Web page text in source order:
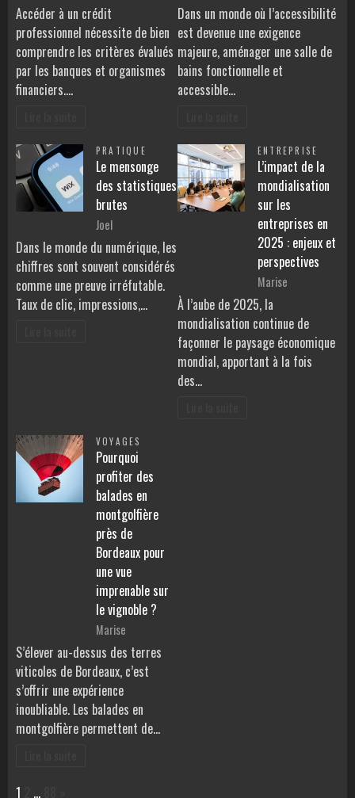
Accéder à un crédit
professionnel nécessite de bien
comprendre les critères évalués
par les banques et organismes
financiers.…
Dans un monde où l’accessibilité
est devenue une exigence
majeure, aménager une salle de
bains fonctionnelle et
accessible…
PRATIQUE
Le mensonge
des statistiques
brutes
Joel
Dans le monde du numérique, les
chiffres sont souvent considérés
comme une preuve irréfutable.
Taux de clic, impressions,…
ENTREPRISE
L’impact de la
mondialisation
sur les
entreprises en
2025 : enjeux et
perspectives
Marise
À l’aube de 2025, la
mondialisation continue de
façonner le paysage économique
mondial, apportant à la fois
des…
VOYAGES
Pourquoi
profiter des
balades en
montgolfière
près de
Bordeaux pour
une vue
imprenable sur
le vignoble ?
Marise
S’élever au-dessus des terres
viticoles de Bordeaux, c’est
s’offrir une expérience
inoubliable. Les balades en
montgolfière permettent de…
Page:
1 …